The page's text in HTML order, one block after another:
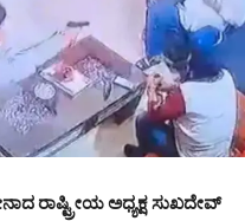
ರಾಷ್ಟ್ರೀಯ ಅಧ್ಯಕ್ಷ ಸುಖದೇವ್